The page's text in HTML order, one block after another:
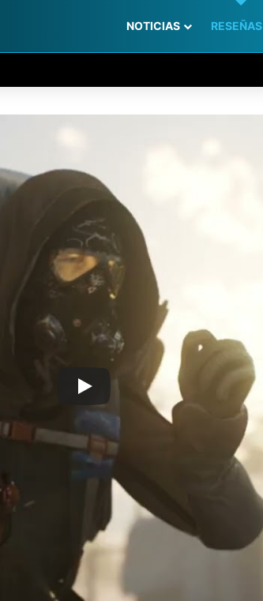
NOTICIAS RESEÑAS